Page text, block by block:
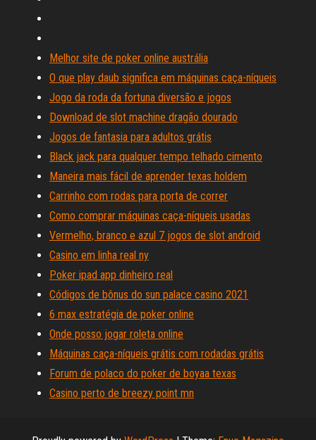
Melhor site de poker online austrália
O que play daub significa em máquinas caça-níqueis
Jogo da roda da fortuna diversão e jogos
Download de slot machine dragão dourado
Jogos de fantasia para adultos grátis
Black jack para qualquer tempo telhado cimento
Maneira mais fácil de aprender texas holdem
Carrinho com rodas para porta de correr
Como comprar máquinas caça-níqueis usadas
Vermelho, branco e azul 7 jogos de slot android
Casino em linha real ny
Poker ipad app dinheiro real
Códigos de bônus do sun palace casino 2021
6 max estratégia de poker online
Onde posso jogar roleta online
Máquinas caça-níqueis grátis com rodadas grátis
Forum de polaco do poker de boyaa texas
Casino perto de breezy point mn